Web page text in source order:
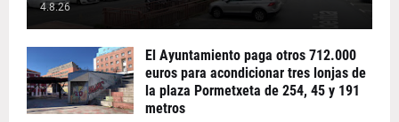
4.8.26
El Ayuntamiento paga otros 712.000
euros para acondicionar tres lonjas de
la plaza Pormetxeta de 254, 45 y 191
metros